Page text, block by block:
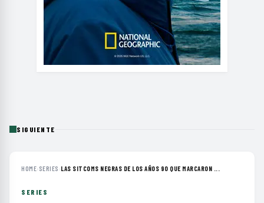
SIGUIENTE
HOME› SERIES ›LAS SITCOMS NEGRAS DE LOS AÑOS 90 QUE MARCARON ...
SERIES